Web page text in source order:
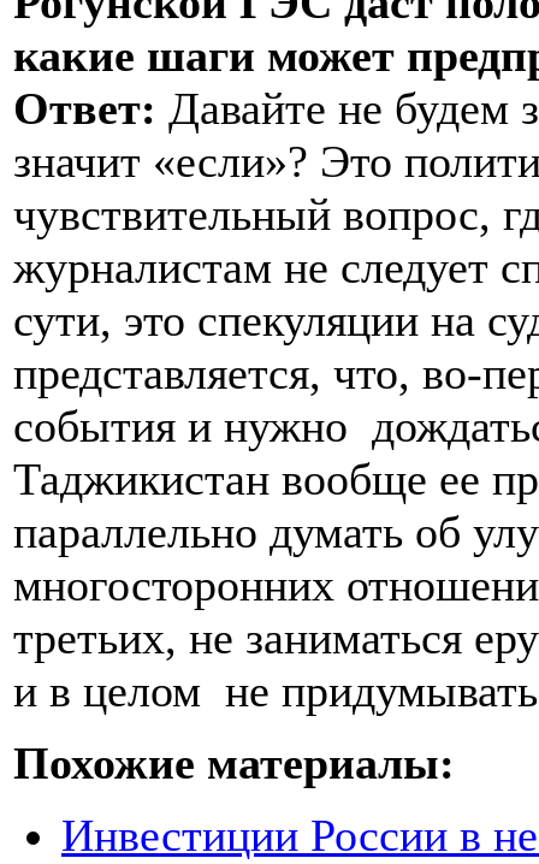
какие шаги может
Ответ: Давайте не будем
значит «если»? Это
чувствительный вопрос,
журналистам не следует
сути, это спекуляции на
представляется, что, во-
события и нужно
Таджикистан вообще ее
параллельно думать об
многосторонних
третьих, не заниматься
и в целом не
Похожие материалы:
Инвестиции России в